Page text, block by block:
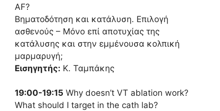
AF?
Βηματοδότηση και κατάλυση. Επιλογή
ασθενούς – Μόνο επί αποτυχίας της
κατάλυσης και στην εμμένουσα κολπική
μαρμαρυγή;
Εισηγητής: Κ. Ταμπάκης
19:00-19:15 Why doesn’t VT ablation work?
What should I target in the cath lab?